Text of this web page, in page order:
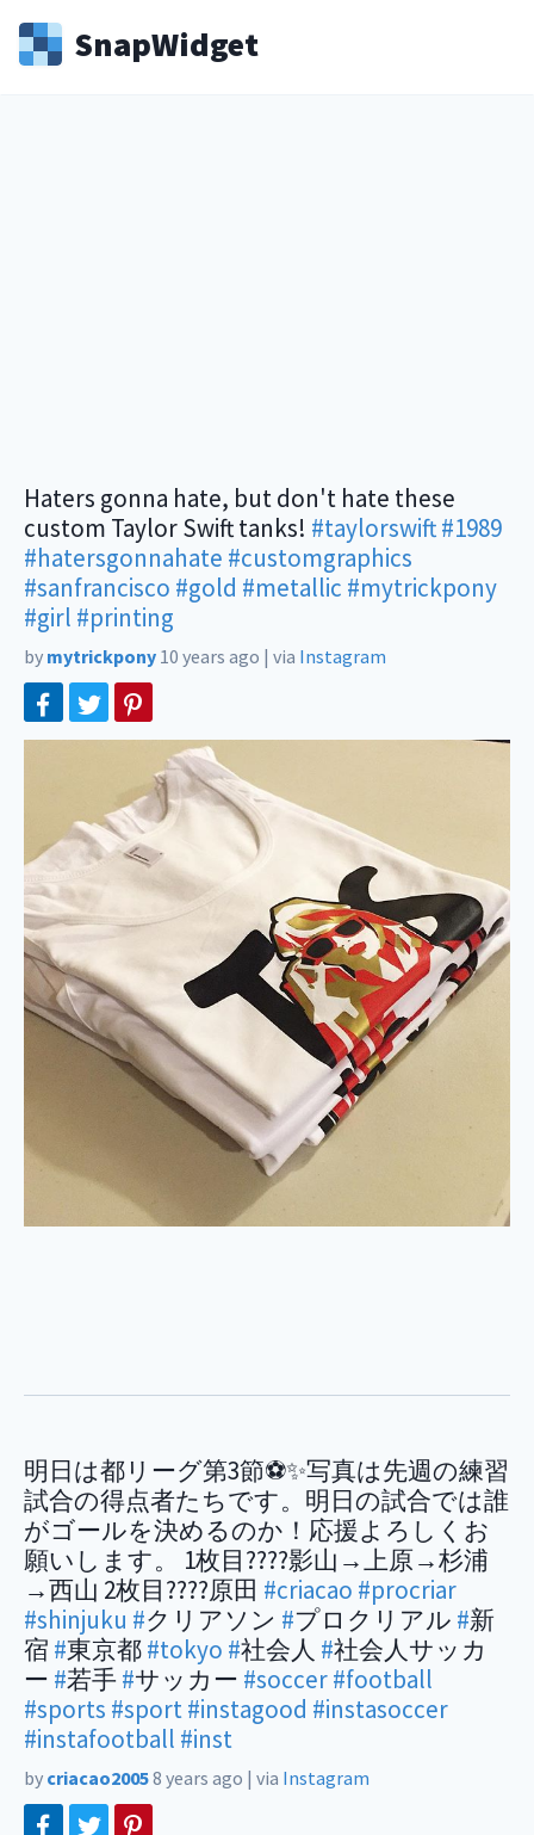
SnapWidget
Haters gonna hate, but don't hate these
custom Taylor Swift tanks! #taylorswift#1989
#hatersgonnahate #customgraphics
#sanfrancisco #gold #metallic #mytrickpony
#girl #printing
by mytrickpony 10 years ago | via Instagram
明日は都リーグ第3節⚽✨写真は先週の練習
試合の得点者たちです。明日の試合では誰
がゴールを決めるのか！応援よろしくお
願いします。 1枚目????影山→上原→杉浦
→西山 2枚目????原田 #criacao #procriar
#shinjuku #クリアソン #プロクリアル #新
宿 #東京都#tokyo #社会人 #社会人サッカ
ー #若手#サッカー #soccer#football
#sports #sport#instagood #instasoccer
#instafootball #inst
by criacao20058 years ago | via Instagram